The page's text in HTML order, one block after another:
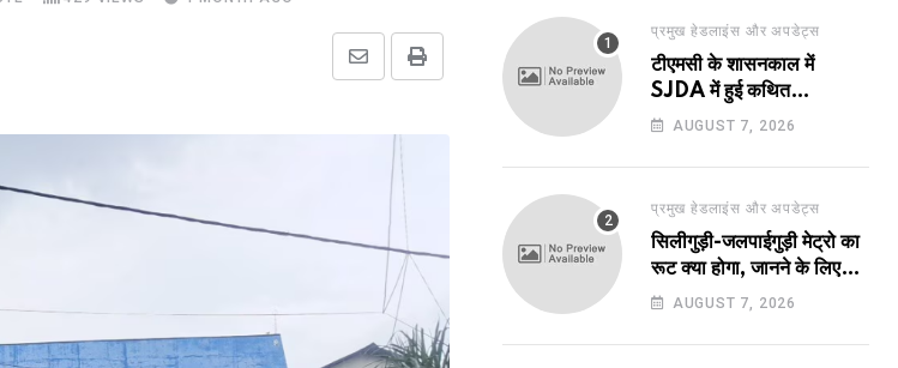
Print
Share
Email
प्रमुख हेडलाइंस और अपडेट्स
टीएमसी के शासनकाल में
SJDA में हुई कथित
अनियमितता व भ्रष्टाचार की
नए अवतार में लौटा SJDA!
AUGUST 7, 2026
प्रमुख हेडलाइंस और अपडेट्स
सिलीगुड़ी-जलपाईगुड़ी मेट्रो का
रूट क्या होगा, जानने के लिए
उत्सुक हो रहे हैं?
AUGUST 7, 2026